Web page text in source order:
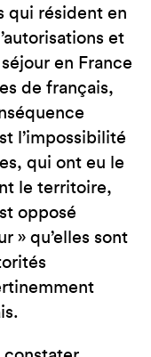
qui résident en
et
en France
de français,
l’impossibilité
qui ont eu le
le territoire,
opposé
» qu’elles sont